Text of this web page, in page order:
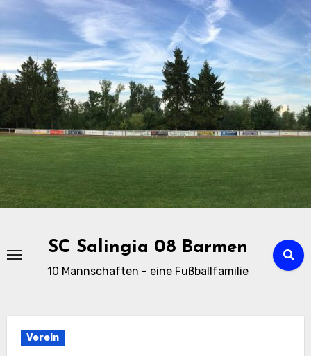
Zu
Inhalten
springen
SC Salingia 08 Barmen
10 Mannschaften - eine Fußballfamilie
Verein